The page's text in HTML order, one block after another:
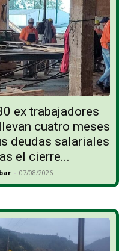
ex trabajadores
cuatro meses
deudas salariales
el cierre...
- 07/08/2026